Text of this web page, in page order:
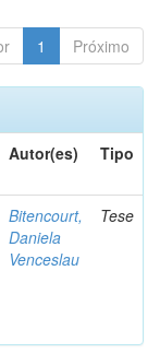
1 Próximo
Autor(es) Tipo
Bitencourt,
Daniela
Venceslau
Tese